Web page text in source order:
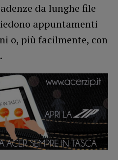
da lunghe file
appuntamenti
o, più facilmente, con